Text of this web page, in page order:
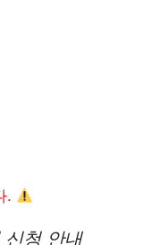
.
청 안내